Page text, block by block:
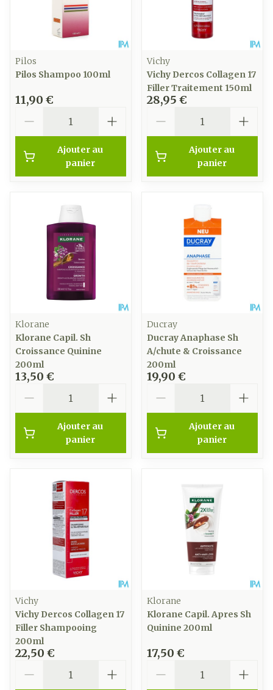
Pilos
Pilos Shampoo 100ml
11,90 €
Ajouter au
panier
Vichy
Vichy Dercos Collagen 17
Filler Traitement 150ml
28,95 €
Ajouter au
panier
Klorane
Klorane Capil. Sh
Croissance Quinine
200ml
13,50 €
Ajouter au
panier
Ducray
Ducray Anaphase Sh
A/chute & Croissance
200ml
19,90 €
Ajouter au
panier
Vichy
Vichy Dercos Collagen 17
Filler Shampooing
200ml
22,50 €
Klorane
Klorane Capil. Apres Sh
Quinine 200ml
17,50 €